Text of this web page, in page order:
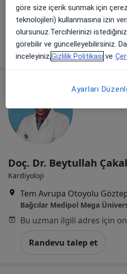
Bağcılar Medipol Mega
Randevu talep et
Doç. Dr. Beytullah Çakal
Kardiyoloji
Bağcılar Medipol Mega
Randevu talep et
göre size içerik sunmak için
teknolojileri) kullanmasına izin
olursunuz.Tercihlerinizi
görebilir ve güncelleyebilirsiniz.
inceleyiniz,Gizlilik Politikası ve
Ayarları